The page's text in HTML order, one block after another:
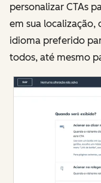
personalizar CTAs
em sua
idioma preferido
todos, até mesmo